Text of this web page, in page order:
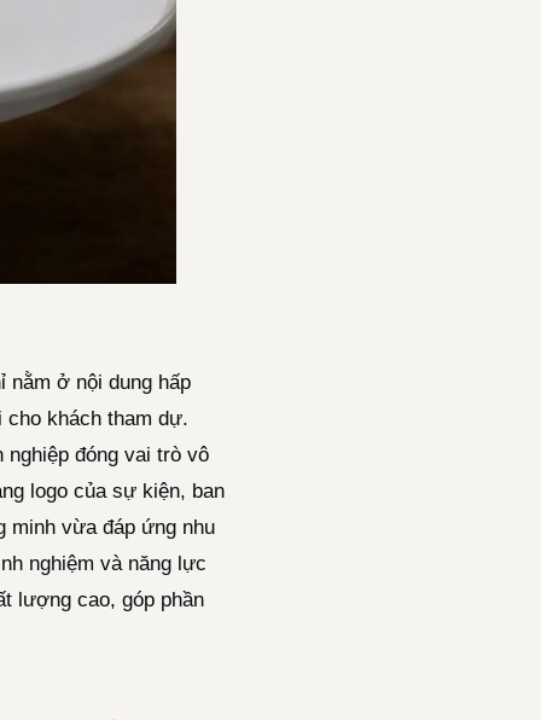
nằm ở nội dung hấp
cho khách tham dự.
nghiệp đóng vai trò vô
logo của sự kiện, ban
minh vừa đáp ứng nhu
nghiệm và năng lực
lượng cao, góp phần